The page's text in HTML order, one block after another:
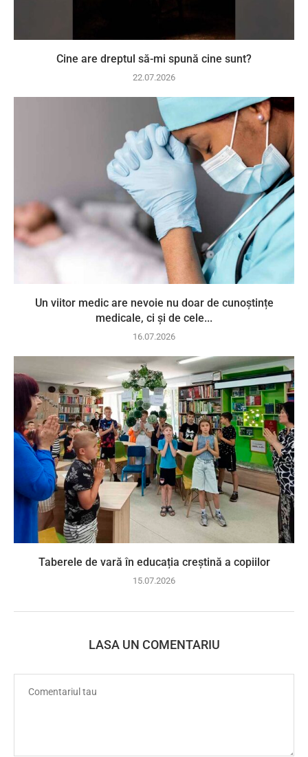
Cine are dreptul să-mi spună cine sunt?
22.07.2026
Un viitor medic are nevoie nu doar de cunoștințe
medicale, ci și de cele...
16.07.2026
Taberele de vară în educația creștină a copiilor
15.07.2026
LASA UN COMENTARIU